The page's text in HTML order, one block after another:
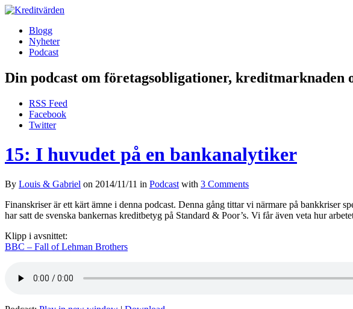
Blogg
Nyheter
Podcast
Din podcast om företagsobligationer, kreditmarknaden
RSS Feed
Facebook
Twitter
15: I huvudet på en bankanalytiker
By Louis & Gabriel on 2014/11/11 in Podcast with 3 Comments
Finanskriser är ett kärt ämne i denna podcast. Denna gång tittar vi närmare på
har satt de svenska bankernas kreditbetyg på Standard & Poor’s. Vi får även veta hur
Klipp i avsnittet:
BBC – Fall of Lehman Brothers